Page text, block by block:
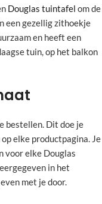
Douglas tuintafel om de
een gezellig zithoekje
en heeft een
tuin, op het balkon
bestellen. Dit doe je
elke productpagina. Je
voor elke Douglas
in het
met je door.